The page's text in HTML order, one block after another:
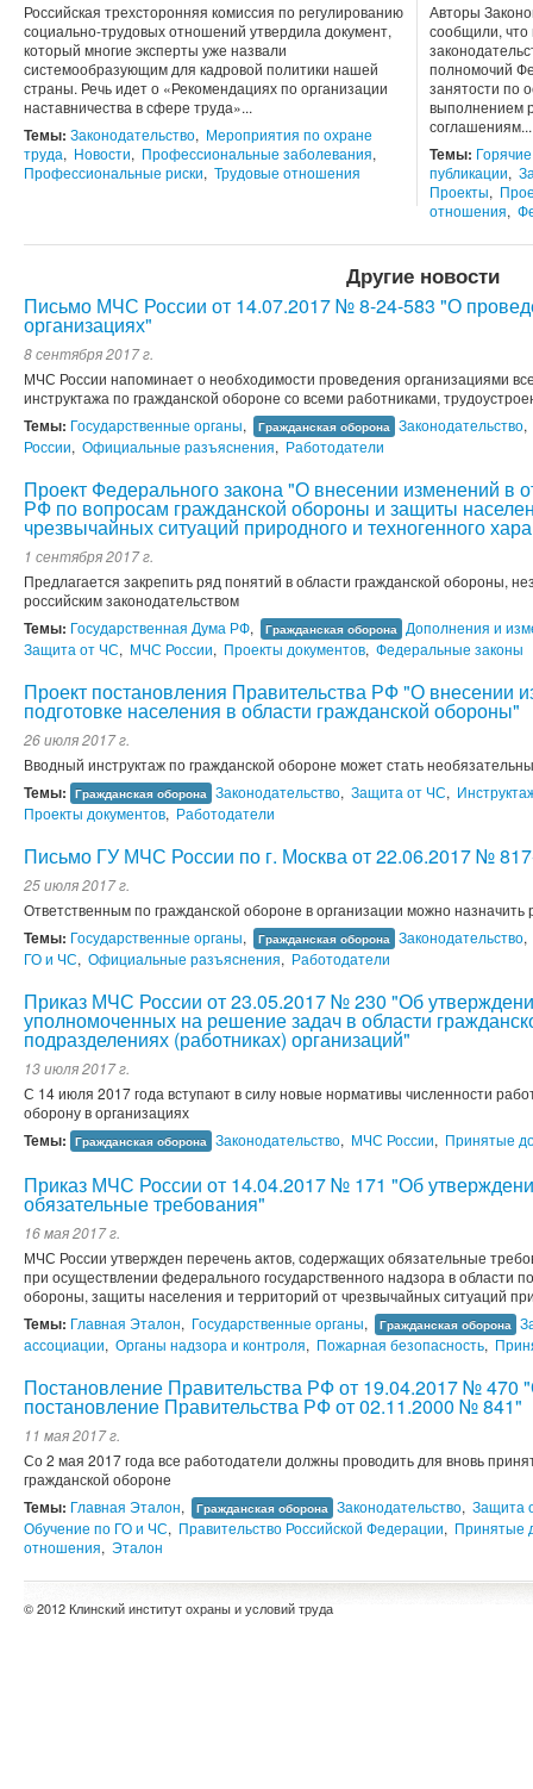
Российская трехсторонняя комиссия по регулированию
социально-трудовых отношений утвердила документ,
который многие эксперты уже назвали
системообразующим для кадровой политики нашей
страны. Речь идет о «Рекомендациях по организации
наставничества в сфере труда»...
Темы: Законодательство, Мероприятия по охране
труда, Новости, Профессиональные заболевания,
Профессиональные риски, Трудовые отношения
Авторы
сообщили,
полномочий
занятости по
выполнением
соглашениям...
Темы:
публикации,
Проекты,
отношения,
Другие новости
Письмо МЧС России от 14.07.2017 № 8-24-583 "О
организациях"
8 сентября 2017 г.
МЧС России напоминает о необходимости проведения организациями
инструктажа по гражданской обороне со всеми работниками,
Темы: Государственные органы, Гражданская оборона Законодательство,
России, Официальные разъяснения, Работодатели
Проект Федерального закона "О внесении изменений в
РФ по вопросам гражданской обороны и защиты
чрезвычайных ситуаций природного и техногенного
1 сентября 2017 г.
Предлагается закрепить ряд понятий в области гражданской обороны,
российским законодательством
Темы: Государственная Дума РФ, Гражданская оборона Дополнения и
Защита от ЧС, МЧС России, Проекты документов, Федеральные законы
Проект постановления Правительства РФ "О внесении
подготовке населения в области гражданской обороны"
26 июля 2017 г.
Вводный инструктаж по гражданской обороне может стать
Темы: Гражданская оборона Законодательство, Защита от ЧС,
Проекты документов, Работодатели
Письмо ГУ МЧС России по г. Москва от 22.06.2017 №
25 июля 2017 г.
Ответственным по гражданской обороне в организации можно назначить
Темы: Государственные органы, Гражданская оборона Законодательство,
ГО и ЧС, Официальные разъяснения, Работодатели
Приказ МЧС России от 23.05.2017 № 230 "Об
уполномоченных на решение задач в области
подразделениях (работниках) организаций"
13 июля 2017 г.
С 14 июля 2017 года вступают в силу новые нормативы численности
оборону в организациях
Темы: Гражданская оборона Законодательство, МЧС России, Принятые
Приказ МЧС России от 14.04.2017 № 171 "Об
обязательные требования"
16 мая 2017 г.
МЧС России утвержден перечень актов, содержащих обязательные
при осуществлении федерального государственного надзора в области
обороны, защиты населения и территорий от чрезвычайных ситуаций
Темы: Главная Эталон, Государственные органы, Гражданская оборона
ассоциации, Органы надзора и контроля, Пожарная безопасность,
Постановление Правительства РФ от 19.04.2017 № 470
постановление Правительства РФ от 02.11.2000 № 841"
11 мая 2017 г.
Со 2 мая 2017 года все работодатели должны проводить для вновь
гражданской обороне
Темы: Главная Эталон, Гражданская оборона Законодательство, Защита
Обучение по ГО и ЧС, Правительство Российской Федерации, Принятые
отношения, Эталон
© 2012 Клинский институт охраны и условий труда